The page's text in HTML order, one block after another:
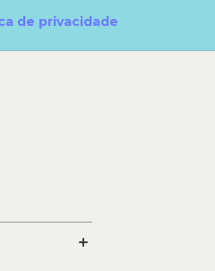
de privacidade